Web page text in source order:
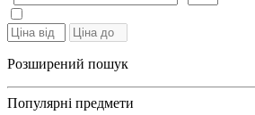
Розширений пошук
Популярні предмети